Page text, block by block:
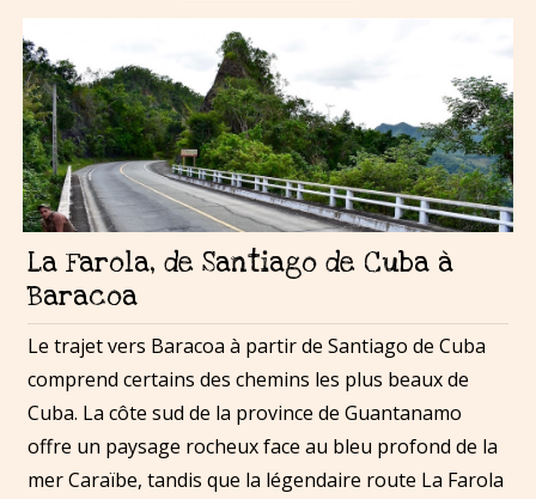
La Farola, de Santiago de Cuba à
Baracoa
Le trajet vers Baracoa à partir de Santiago de Cuba
comprend certains des chemins les plus beaux de
Cuba. La côte sud de la province de Guantanamo
offre un paysage rocheux face au bleu profond de la
mer Caraïbe, tandis que la légendaire route La Farola